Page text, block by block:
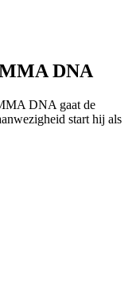
DNA
DNA gaat de
start hij als